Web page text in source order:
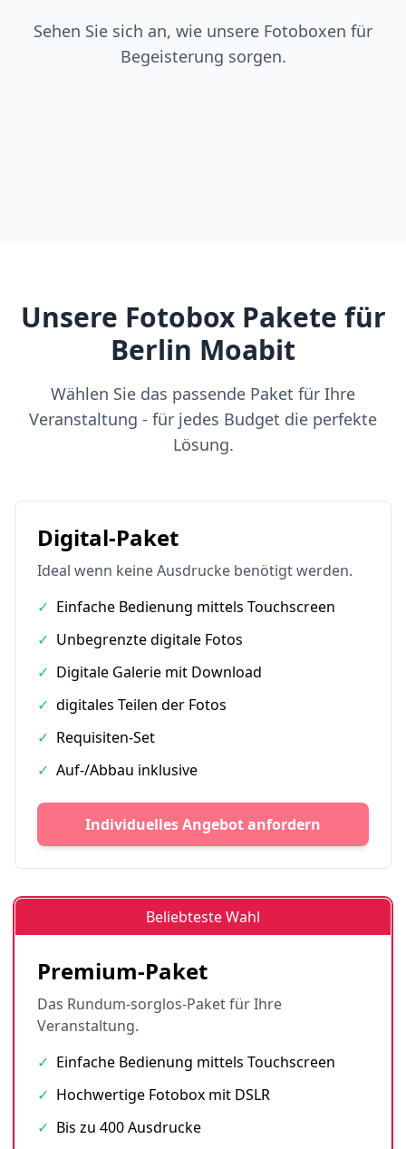
Sehen Sie sich an, wie unsere Fotoboxen für
Begeisterung sorgen.
Unsere Fotobox Pakete für
Berlin Moabit
Wählen Sie das passende Paket für Ihre
Veranstaltung - für jedes Budget die perfekte
Lösung.
Digital-Paket
Ideal wenn keine Ausdrucke benötigt werden.
✓ Einfache Bedienung mittels Touchscreen
✓ Unbegrenzte digitale Fotos
✓ Digitale Galerie mit Download
✓ digitales Teilen der Fotos
✓ Requisiten-Set
✓ Auf-/Abbau inklusive
Individuelles Angebot anfordern
Beliebteste Wahl
Premium-Paket
Das Rundum-sorglos-Paket für Ihre
Veranstaltung.
✓ Einfache Bedienung mittels Touchscreen
✓ Hochwertige Fotobox mit DSLR
✓ Bis zu 400 Ausdrucke